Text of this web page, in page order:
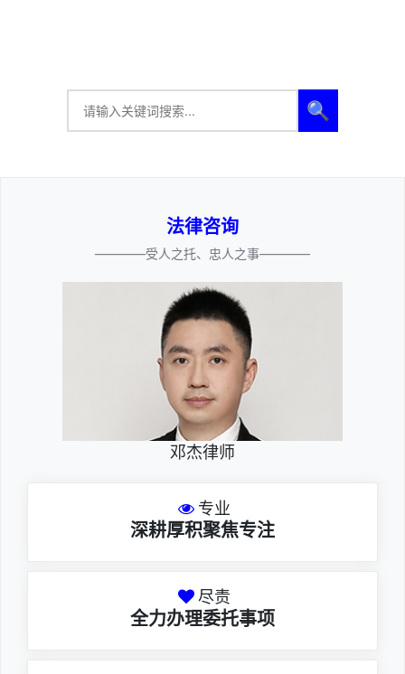
🔍
法律咨询
————受人之托、忠人之事————
邓杰律师
专业
深耕厚积聚焦专注
尽责
全力办理委托事项